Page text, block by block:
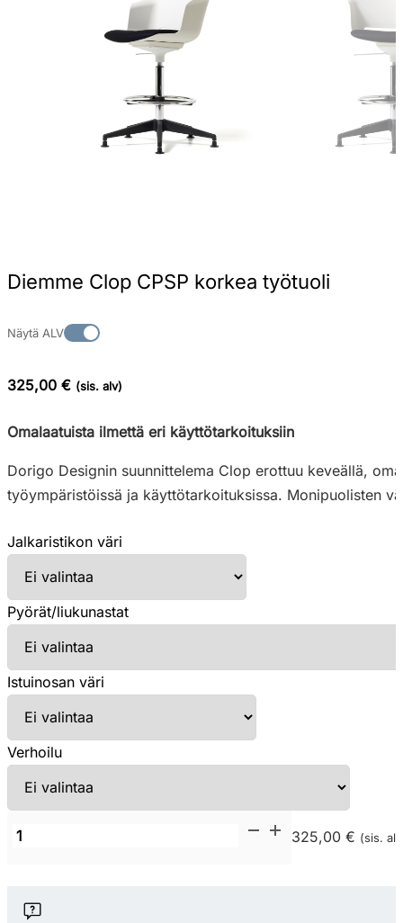
Diemme Clop CPSP korkea työtuoli
Näytä ALV
325,00 € (sis. alv)
Omalaatuista ilmettä eri käyttötarkoituksiin
Dorigo Designin suunnittelema Clop erottuu keveällä,
työympäristöissä ja käyttötarkoituksissa. Monipuolisten
Jalkaristikon väri
Pyörät/liukunastat
Istuinosan väri
Verhoilu
Diemme
korkea
325,00 € (sis.